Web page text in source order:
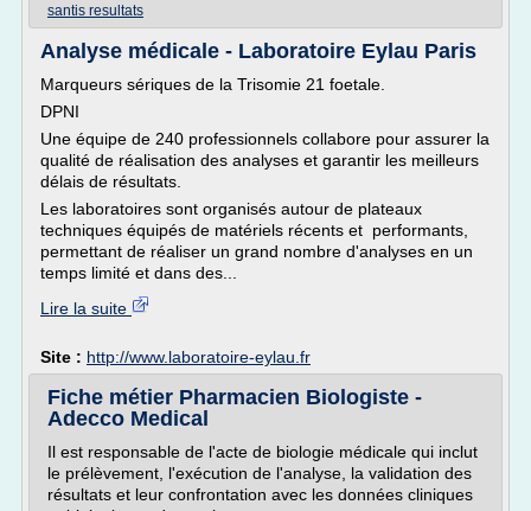
santis resultats
Analyse médicale - Laboratoire Eylau Paris
Marqueurs sériques de la Trisomie 21 foetale.
DPNI
Une équipe de 240 professionnels collabore pour assurer la
qualité de réalisation des analyses et garantir les meilleurs
délais de résultats.
Les laboratoires sont organisés autour de plateaux
techniques équipés de matériels récents et performants,
permettant de réaliser un grand nombre d'analyses en un
temps limité et dans des...
Lire la suite
Site : http://www.laboratoire-eylau.fr
Fiche métier Pharmacien Biologiste -
Adecco Medical
Il est responsable de l'acte de biologie médicale qui inclut
le prélèvement, l'exécution de l'analyse, la validation des
résultats et leur confrontation avec les données cliniques